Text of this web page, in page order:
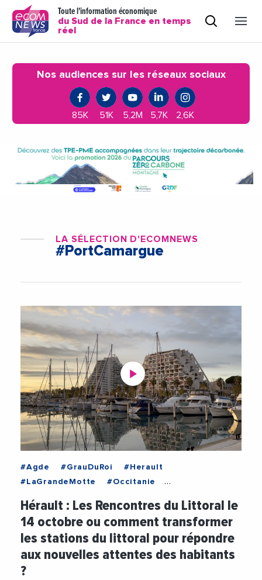
Toute l'information économique
du Sud de la France en temps
réel
Nos audiences sur les réseaux sociaux
85K 51K 5,2M 5,7K 2,6K
LA SÉLECTION D'ECOMNEWS
#PortCamargue
#Agde #GrauDuRoi
#Herault
#LaGrandeMotte
#Occitanie
#Attractivite
#BanqueDesTerritoires
#Biodiversite
#Climat
#Emploi
#Inondations
#PatrickMartinez
#RechauffementClimatique
#Station
#Tourisme
Hérault : Les Rencontres du Littoral le
14 octobre ou comment transformer
les stations du littoral pour répondre
aux nouvelles attentes des habitants
?